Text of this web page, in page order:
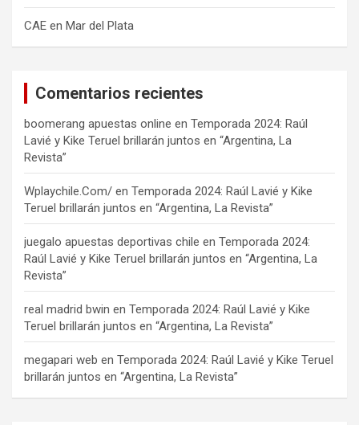
CAE en Mar del Plata
Comentarios recientes
boomerang apuestas online en Temporada 2024: Raúl
Lavié y Kike Teruel brillarán juntos en “Argentina, La
Revista”
Wplaychile.Com/ en Temporada 2024: Raúl Lavié y Kike
Teruel brillarán juntos en “Argentina, La Revista”
juegalo apuestas deportivas chile en Temporada 2024:
Raúl Lavié y Kike Teruel brillarán juntos en “Argentina, La
Revista”
real madrid bwin en Temporada 2024: Raúl Lavié y Kike
Teruel brillarán juntos en “Argentina, La Revista”
megapari web en Temporada 2024: Raúl Lavié y Kike Teruel
brillarán juntos en “Argentina, La Revista”